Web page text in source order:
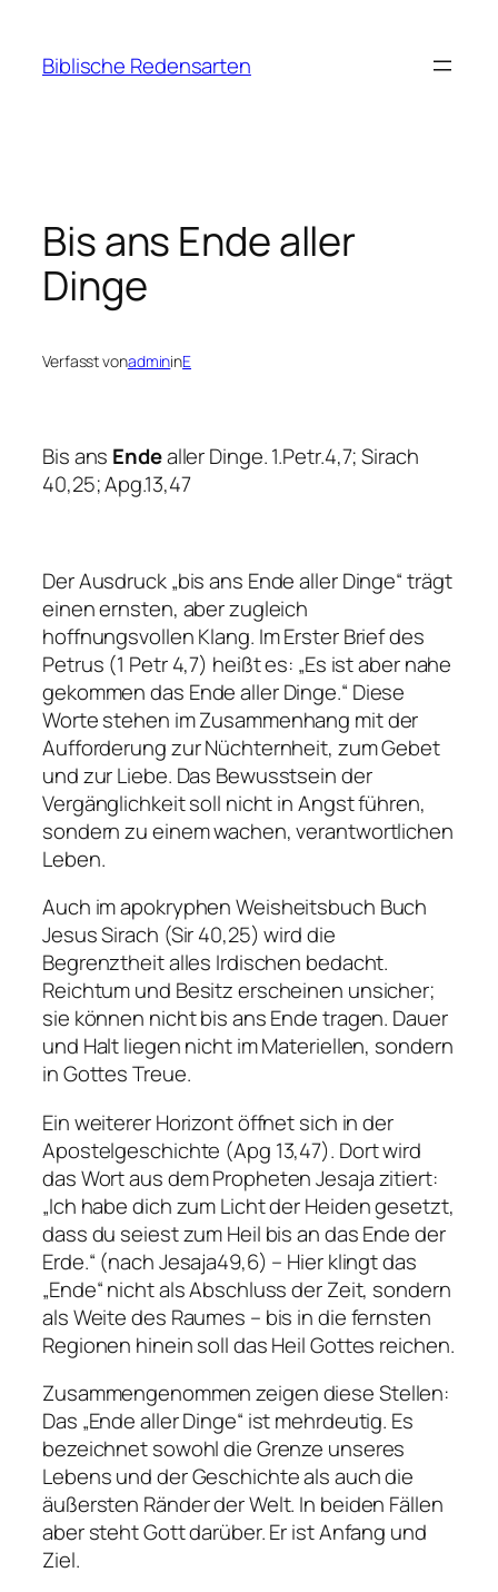
springen
Biblische Redensarten
Bis ans Ende aller
Dinge
Verfasst vonadmininE
Bis ans Endealler Dinge. 1.Petr.4,7; Sirach
40,25; Apg.13,47
Der Ausdruck „bis ans Ende aller Dinge“ trägt
einen ernsten, aber zugleich
hoffnungsvollen Klang. Im Erster Brief des
Petrus (1 Petr 4,7) heißt es: „Es ist aber nahe
gekommen das Ende aller Dinge.“ Diese
Worte stehen im Zusammenhang mit der
Aufforderung zur Nüchternheit, zum Gebet
und zur Liebe. Das Bewusstsein der
Vergänglichkeit soll nicht in Angst führen,
sondern zu einem wachen, verantwortlichen
Leben.
Auch im apokryphen Weisheitsbuch Buch
Jesus Sirach (Sir 40,25) wird die
Begrenztheit alles Irdischen bedacht.
Reichtum und Besitz erscheinen unsicher;
sie können nicht bis ans Ende tragen. Dauer
und Halt liegen nicht im Materiellen, sondern
in Gottes Treue.
Ein weiterer Horizont öffnet sich in der
Apostelgeschichte (Apg 13,47). Dort wird
das Wort aus dem Propheten Jesaja zitiert:
„Ich habe dich zum Licht der Heiden gesetzt,
dass du seiest zum Heil bis an das Ende der
Erde.“ (nach Jesaja49,6) – Hier klingt das
„Ende“ nicht als Abschluss der Zeit, sondern
als Weite des Raumes – bis in die fernsten
Regionen hinein soll das Heil Gottes reichen.
Zusammengenommen zeigen diese Stellen:
Das „Ende aller Dinge“ ist mehrdeutig. Es
bezeichnet sowohl die Grenze unseres
Lebens und der Geschichte als auch die
äußersten Ränder der Welt. In beiden Fällen
aber steht Gott darüber. Er ist Anfang und
Ziel.